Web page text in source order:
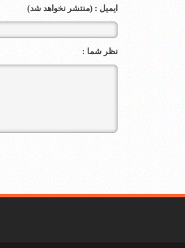
ایمیل : (منتشر نخواهد شد)
نظر شما :